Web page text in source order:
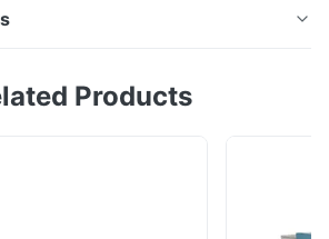
jusqu'à 100 000 impressions
Products